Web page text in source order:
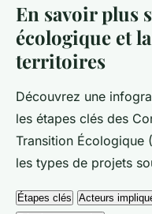
En savoir plus
écologique et
territoires
Découvrez une
les étapes clés des
Transition Écologique
les types de projets
Étapes clés Acteurs